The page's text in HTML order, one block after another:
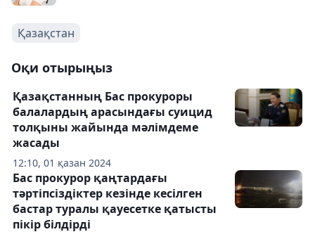
Қазақстан
Оқи отырыңыз
12:10, 01 қазан 2024
Қазақстанның Бас прокуроры
балалардың арасындағы суицид
толқыны жайында мәлімдеме
жасады
Бас прокурор қаңтардағы
тәртіпсіздіктер кезінде кесілген
бастар туралы қауесетке қатысты
пікір білдірді